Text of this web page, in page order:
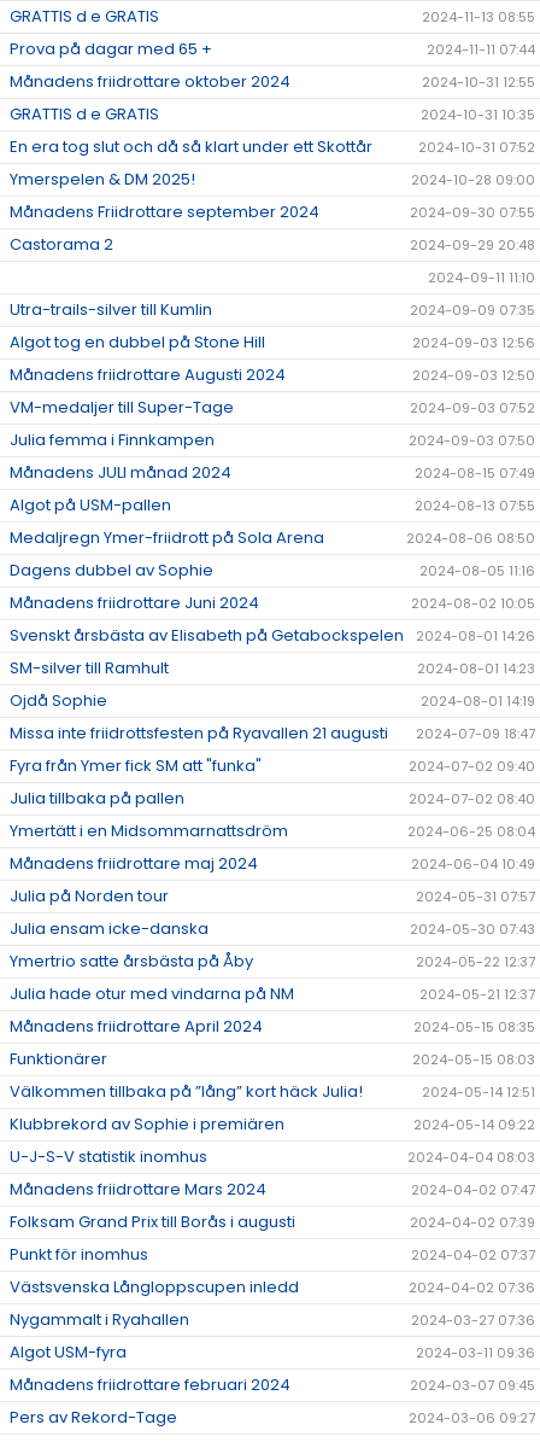
GRATTIS d e GRATIS 2024-11-13 08:55
Prova på dagar med 65 + 2024-11-11 07:44
Månadens friidrottare oktober 2024 2024-10-31 12:55
GRATTIS d e GRATIS 2024-10-31 10:35
En era tog slut och då så klart under ett Skottår 2024-10-31 07:52
Ymerspelen & DM 2025! 2024-10-28 09:00
Månadens Friidrottare september 2024 2024-09-30 07:55
Castorama 2
2024-09-29 20:48
2024-09-11 11:10
Utra-trails-silver till Kumlin 2024-09-09 07:35
Algot tog en dubbel på Stone Hill 2024-09-03 12:56
Månadens friidrottare Augusti 2024 2024-09-03 12:50
VM-medaljer till Super-Tage 2024-09-03 07:52
Julia femma i Finnkampen 2024-09-03 07:50
Månadens JULI månad 2024 2024-08-15 07:49
Algot på USM-pallen 2024-08-13 07:55
Medaljregn Ymer-friidrott på Sola Arena 2024-08-06 08:50
Dagens dubbel av Sophie 2024-08-05 11:16
Månadens friidrottare Juni 2024 2024-08-02 10:05
Svenskt årsbästa av Elisabeth på Getabockspelen 2024-08-01 14:26
SM-silver till Ramhult 2024-08-01 14:23
Ojdå Sophie 2024-08-01 14:19
Missa inte friidrottsfesten på Ryavallen 21 augusti 2024-07-09 18:47
Fyra från Ymer fick SM att "funka" 2024-07-02 09:40
Julia tillbaka på pallen 2024-07-02 08:40
Ymertätt i en Midsommarnattsdröm 2024-06-25 08:04
Månadens friidrottare maj 2024 2024-06-04 10:49
Julia på Norden tour 2024-05-31 07:57
Julia ensam icke-danska 2024-05-30 07:43
Ymertrio satte årsbästa på Åby 2024-05-22 12:37
Julia hade otur med vindarna på NM 2024-05-21 12:37
Månadens friidrottare April 2024 2024-05-15 08:35
Funktionärer 2024-05-15 08:03
Välkommen tillbaka på ”lång” kort häck Julia! 2024-05-14 12:51
Klubbrekord av Sophie i premiären 2024-05-14 09:22
U-J-S-V statistik inomhus 2024-04-04 08:03
Månadens friidrottare Mars 2024 2024-04-02 07:47
Folksam Grand Prix till Borås i augusti 2024-04-02 07:39
Punkt för inomhus 2024-04-02 07:37
Västsvenska Långloppscupen inledd 2024-04-02 07:36
Nygammalt i Ryahallen 2024-03-27 07:36
Algot USM-fyra 2024-03-11 09:36
Månadens friidrottare februari 2024 2024-03-07 09:45
Pers av Rekord-Tage 2024-03-06 09:27